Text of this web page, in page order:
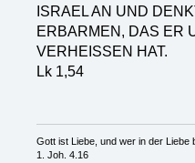
ISRAEL AN UND
ERBARMEN, DAS ER
VERHEISSEN HAT.
Lk 1,54
Gott ist Liebe, und wer in der Liebe
1. Joh. 4.16